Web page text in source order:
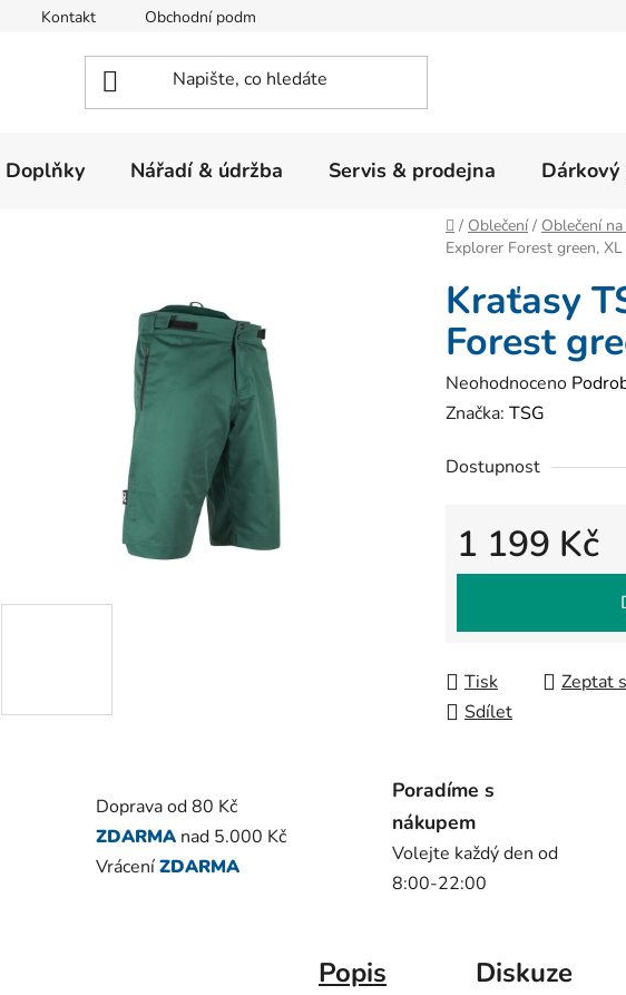
Kontakt Obchodní podmínky
Doplňky Nářadí & údržba Servis & prodejna Dárkový
Domů
/ Oblečení / Oblečení
Explorer Forest green, XL
Kraťasy
Forest
Průměrné
hodnocení
je
Neohodnoceno
Značka: TSG
Dostupnost
1 199 Kč
Měrná cena:
Tisk Zeptat
Sdílet
Doprava od 80 Kč
ZDARMA nad 5.000 Kč
VráceníZDARMA
Poradíme s
nákupem
Volejte každý den od
8:00-22:00
Popis Diskuze